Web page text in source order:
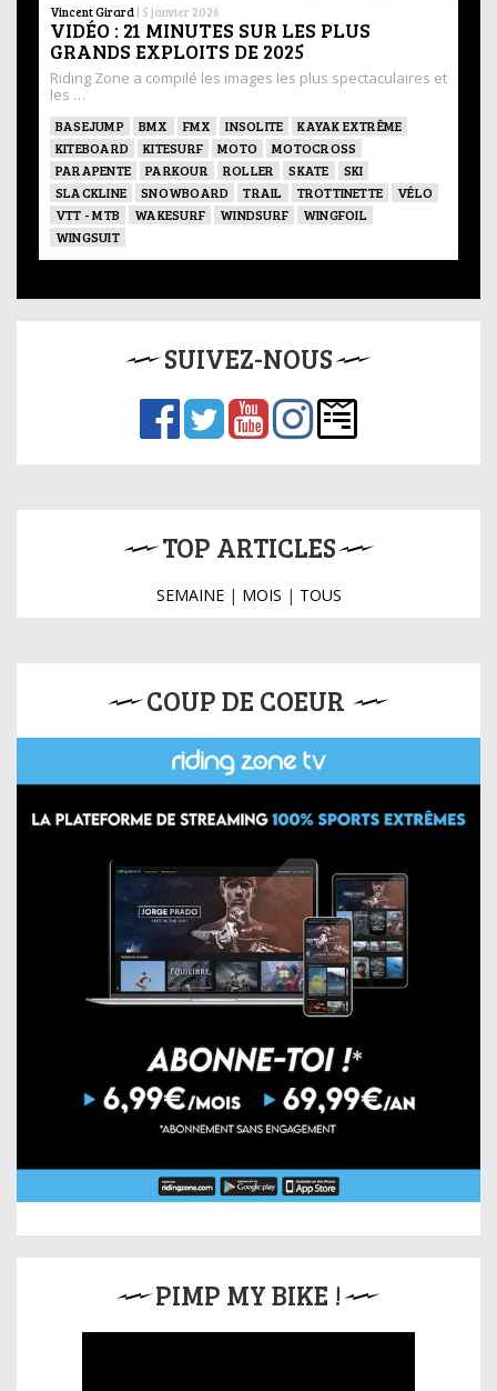
Vincent Girard | 5 janvier 2026
VIDÉO : 21 MINUTES SUR LES PLUS
GRANDS EXPLOITS DE 2025
Riding Zone a compilé les images les plus spectaculaires et
les …
BASEJUMP BMX FMX INSOLITE
KAYAK EXTRÊME
KITEBOARD
KITESURF MOTO
MOTOCROSS
PARAPENTE
PARKOUR ROLLER SKATE
SKI
SLACKLINE
SNOWBOARD TRAIL TROTTINETTE
VÉLO
VTT - MTB
WAKESURF WINDSURF
WINGFOIL
WINGSUIT
SUIVEZ-NOUS
TOP ARTICLES
SEMAINE| MOIS | TOUS
COUP DE COEUR
PIMP MY BIKE !